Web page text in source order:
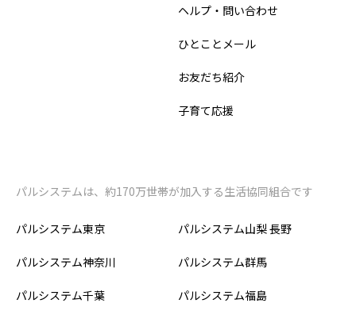
ヘルプ・問い合わせ
ひとことメール
お友だち紹介
子育て応援
パルシステムは、約170万世帯が加入する生活協同組合です
パルシステム東京
パルシステム神奈川
パルシステム千葉
パルシステム山梨 長野
パルシステム群馬
パルシステム福島